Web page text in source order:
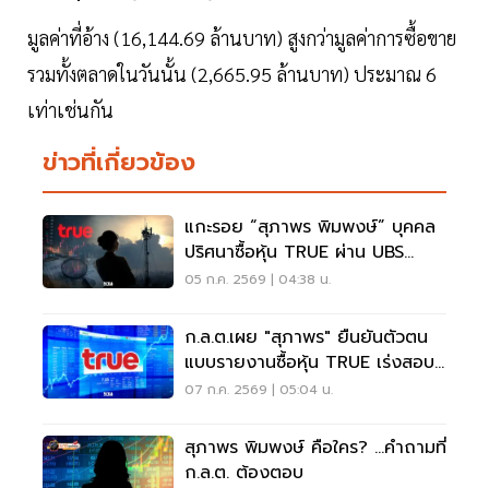
มูลค่าที่อ้าง (16,144.69 ล้านบาท) สูงกว่ามูลค่าการซื้อขาย
รวมทั้งตลาดในวันนั้น (2,665.95 ล้านบาท) ประมาณ 6
เท่าเช่นกัน
ข่าวที่เกี่ยวข้อง
แกะรอย “สุภาพร พิมพงษ์” บุคคล
ปริศนาซื้อหุ้น TRUE ผ่าน UBS
มูลค่า 1.6 หมื่นล้าน
05 ก.ค. 2569 | 04:38 น.
ก.ล.ต.เผย "สุภาพร" ยืนยันตัวตน
แบบรายงานซื้อหุ้น TRUE เร่งสอบ
ข้อมูลเชิงลึก
07 ก.ค. 2569 | 05:04 น.
สุภาพร พิมพงษ์ คือใคร? ...คำถามที่
ก.ล.ต. ต้องตอบ